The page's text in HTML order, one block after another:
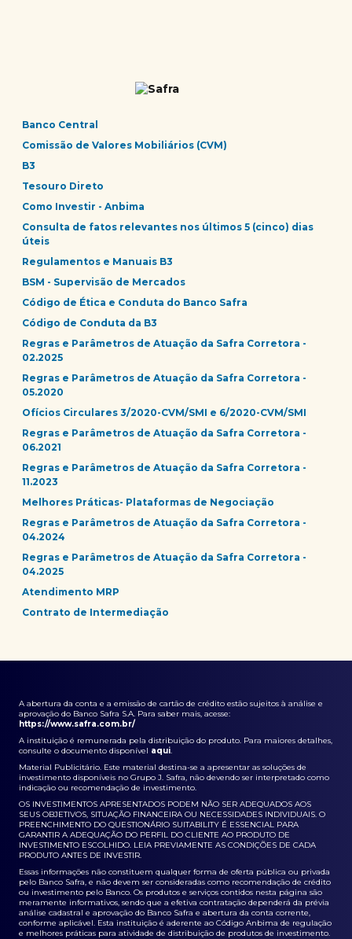
Banco Central
Comissão de Valores Mobiliários (CVM)
B3
Tesouro Direto
Como Investir - Anbima
Consulta de fatos relevantes nos últimos 5 (cinco) dias
úteis
Regulamentos e Manuais B3
BSM - Supervisão de Mercados
Código de Ética e Conduta do Banco Safra
Código de Conduta da B3
Regras e Parâmetros de Atuação da Safra Corretora -
02.2025
Regras e Parâmetros de Atuação da Safra Corretora -
05.2020
Ofícios Circulares 3/2020-CVM/SMI e 6/2020-CVM/SMI
Regras e Parâmetros de Atuação da Safra Corretora -
06.2021
Regras e Parâmetros de Atuação da Safra Corretora -
11.2023
Melhores Práticas- Plataformas de Negociação
Regras e Parâmetros de Atuação da Safra Corretora -
04.2024
Regras e Parâmetros de Atuação da Safra Corretora -
04.2025
Atendimento MRP
Contrato de Intermediação
A abertura da conta e a emissão de cartão de crédito estão sujeitos à análise e
aprovação do Banco Safra S.A. Para saber mais, acesse:
https://www.safra.com.br/
A instituição é remunerada pela distribuição do produto. Para maiores detalhes,
consulte o documento disponível aqui.
Material Publicitário. Este material destina-se a apresentar as soluções de
investimento disponíveis no Grupo J. Safra, não devendo ser interpretado como
indicação ou recomendação de investimento.
OS INVESTIMENTOS APRESENTADOS PODEM NÃO SER ADEQUADOS AOS
SEUS OBJETIVOS, SITUAÇÃO FINANCEIRA OU NECESSIDADES INDIVIDUAIS. O
PREENCHIMENTO DO QUESTIONÁRIO SUITABILITY É ESSENCIAL PARA
GARANTIR A ADEQUAÇÃO DO PERFIL DO CLIENTE AO PRODUTO DE
INVESTIMENTO ESCOLHIDO. LEIA PREVIAMENTE AS CONDIÇÕES DE CADA
PRODUTO ANTES DE INVESTIR.
Essas informações não constituem qualquer forma de oferta pública ou privada
pelo Banco Safra, e não devem ser consideradas como recomendação de crédito
ou investimento pelo Banco. Os produtos e serviços contidos nesta página são
meramente informativos, sendo que a efetiva contratação dependerá da prévia
análise cadastral e aprovação do Banco Safra e abertura da conta corrente,
conforme aplicável. Esta instituição é aderente ao Código Anbima de regulação
e melhores práticas para atividade de distribuição de produtos de investimento.